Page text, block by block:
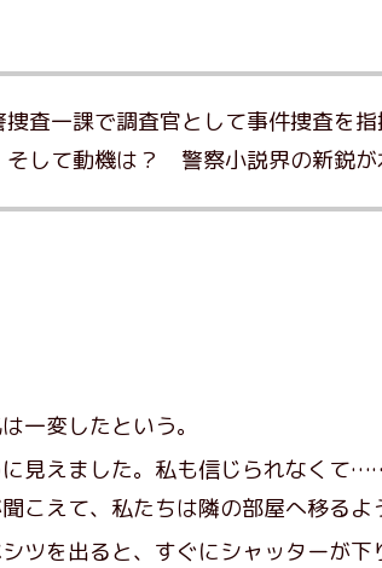
査一課で調査官として事件捜査を
して動機は？ 警察小説界の新鋭が
一変したという。
に見えました。私も信じられなくて
こえて、私たちは隣の部屋へ移る
ツを出ると、すぐにシャッターが下